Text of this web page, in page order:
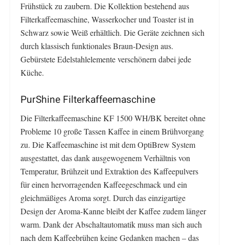
Frühstück zu zaubern. Die Kollektion bestehend aus
Filterkaffeemaschine, Wasserkocher und Toaster ist in
Schwarz sowie Weiß erhältlich. Die Geräte zeichnen sich
durch klassisch funktionales Braun-Design aus.
Gebürstete Edelstahlelemente verschönern dabei jede
Küche.
PurShine Filterkaffeemaschine
Die Filterkaffeemaschine KF 1500 WH/BK bereitet ohne
Probleme 10 große Tassen Kaffee in einem Brühvorgang
zu. Die Kaffeemaschine ist mit dem OptiBrew System
ausgestattet, das dank ausgewogenem Verhältnis von
Temperatur, Brühzeit und Extraktion des Kaffeepulvers
für einen hervorragenden Kaffeegeschmack und ein
gleichmäßiges Aroma sorgt. Durch das einzigartige
Design der Aroma-Kanne bleibt der Kaffee zudem länger
warm. Dank der Abschaltautomatik muss man sich auch
nach dem Kaffeebrühen keine Gedanken machen – das